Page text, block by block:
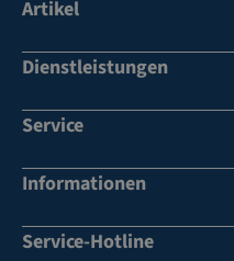
Artikel
Dienstleistungen
Service
Informationen
Service-Hotline